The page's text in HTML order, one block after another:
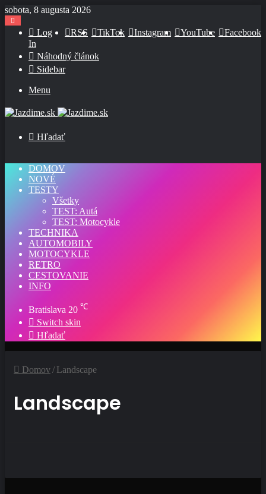
sobota, 8 augusta 2026
Facebook
YouTube
Instagram
TikTok
RSS
Log
In
Náhodný článok
Sidebar
Menu
Hľadať
DOMOV
NOVÉ
TESTY
Všetky
TEST: Autá
TEST: Motocykle
TECHNIKA
AUTOMOBILY
MOTOCYKLE
RETRO
CESTOVANIE
INFO
Bratislava 20 ℃
Switch skin
Hľadať
Domov/ Landscape
Landscape